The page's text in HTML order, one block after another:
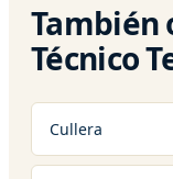
También
Técnico
Cullera